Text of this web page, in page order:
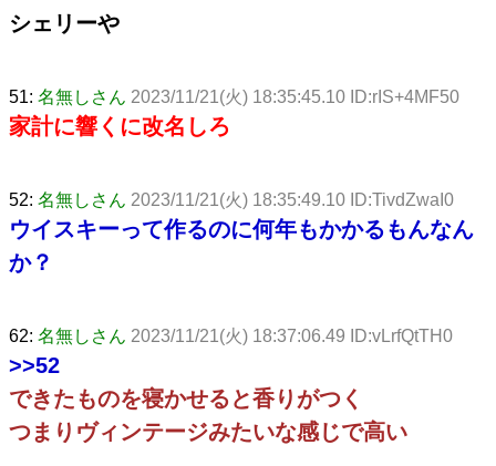
シェリーや
51: 名無しさん 2023/11/21(火) 18:35:45.10 ID:rIS+4MF50
家計に響くに改名しろ
52: 名無しさん 2023/11/21(火) 18:35:49.10 ID:TivdZwaI0
ウイスキーって作るのに何年もかかるもんなん
か？
62: 名無しさん 2023/11/21(火) 18:37:06.49 ID:vLrfQtTH0
>>52
できたものを寝かせると香りがつく
つまりヴィンテージみたいな感じで高い